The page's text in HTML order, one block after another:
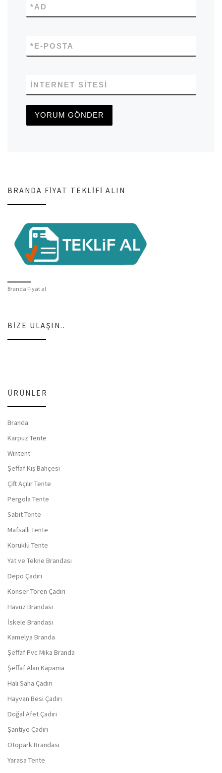
AD
*
E-POSTA
*
İNTERNET SITESI
BRANDA FIYAT TEKLIFI ALIN
Branda Fiyat al
BIZE ULAŞIN..
ÜRÜNLER
Branda
Karpuz Tente
Wintent
Şeffaf Kış Bahçesi
Çift Açılır Tente
Pergola Tente
Sabit Tente
Mafsallı Tente
Körüklü Tente
Yat ve Tekne Brandası
Depo Çadırı
Konser Tören Çadırı
Havuz Brandası
İskele Brandası
Kamelya Branda
Şeffaf Pvc Mika Branda
Şeffaf Alan Kapama
Halı Saha Çadırı
Hayvan Besi Çadırı
Doğal Afet Çadırı
Şantiye Çadırı
Otopark Brandası
Yarasa Tente